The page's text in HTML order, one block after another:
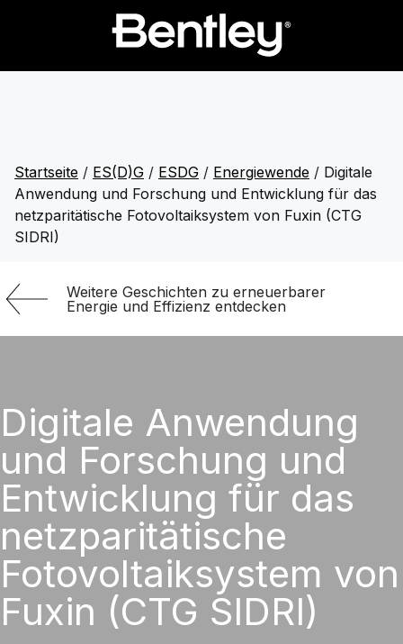
Startseite / ES(D)G / ESDG / Energiewende / Digitale
Anwendung und Forschung und Entwicklung für das
netzparitätische Fotovoltaiksystem von Fuxin (CTG
SIDRI)
Weitere Geschichten zu erneuerbarer
Energie und Effizienz entdecken
Digitale Anwendung
und Forschung und
Entwicklung für das
netzparitätische
Fotovoltaiksystem von
Fuxin (CTG SIDRI)